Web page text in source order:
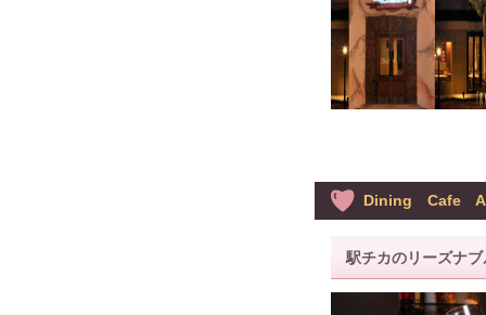
Dining Cafe
駅チカのリーズナ